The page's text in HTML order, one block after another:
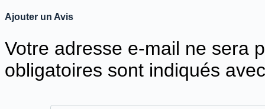
Ajouter un Avis
Votre adresse e-mail ne sera
obligatoires sont indiqués